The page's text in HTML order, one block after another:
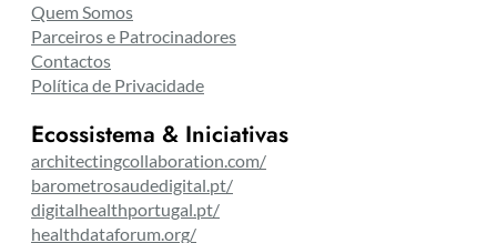
Quem Somos
Parceiros e Patrocinadores
Contactos
Política de Privacidade
Ecossistema & Iniciativas
architectingcollaboration.com/
barometrosaudedigital.pt/
digitalhealthportugal.pt/
healthdataforum.org/